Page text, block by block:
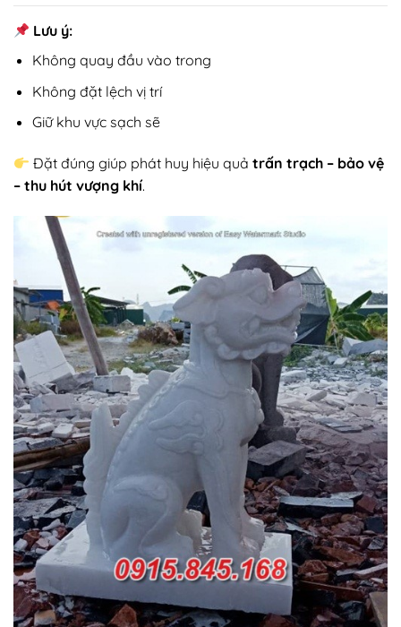
Lưu ý:
Không quay đầu vào trong
Không đặt lệch vị trí
Giữ khu vực sạch sẽ
Đặt đúng giúp phát huy hiệu quảtrấn trạch – bảo vệ
– thu hút vượng khí.